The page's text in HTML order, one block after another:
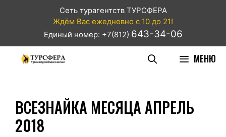
Сеть турагентств ТУРСФЕРА
Ждём Вас ежедневно с 10 до 21!
Единый номер: +7(812) 643-34-06
МЕНЮ
ВСЕЗНАЙКА МЕСЯЦА АПРЕЛЬ
2018